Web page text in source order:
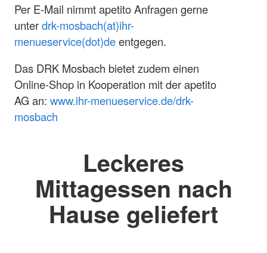
Per E-Mail nimmt apetito Anfragen gerne
unterdrk-mosbach(at)ihr-
menueservice(dot)deentgegen.
Das DRK Mosbach bietet zudem einen
Online-Shop in Kooperation mit der apetito
AG an: www.ihr-menueservice.de/drk-
mosbach
Leckeres
Mittagessen nach
Hause geliefert